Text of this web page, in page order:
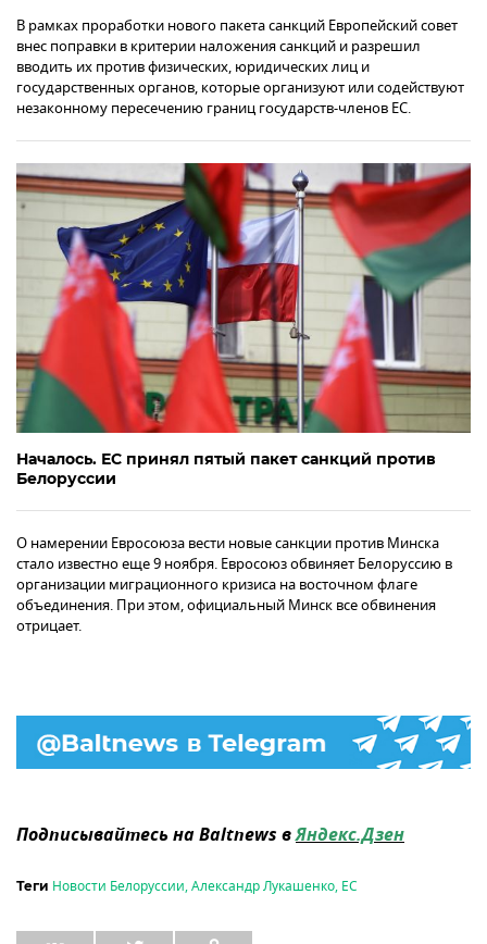
В рамках проработки нового пакета санкций Европейский совет
внес поправки в критерии наложения санкций и разрешил
вводить их против физических, юридических лиц и
государственных органов, которые организуют или содействуют
незаконному пересечению границ государств-членов ЕС.
Началось. ЕС принял пятый пакет санкций против
Белоруссии
О намерении Евросоюза вести новые санкции против Минска
стало известно еще 9 ноября. Евросоюз обвиняет Белоруссию в
организации миграционного кризиса на восточном флаге
объединения. При этом, официальный Минск все обвинения
отрицает.
Подписывайтесь на Baltnews вЯндекс.Дзен
Теги Новости Белоруссии,Александр Лукашенко, ЕС